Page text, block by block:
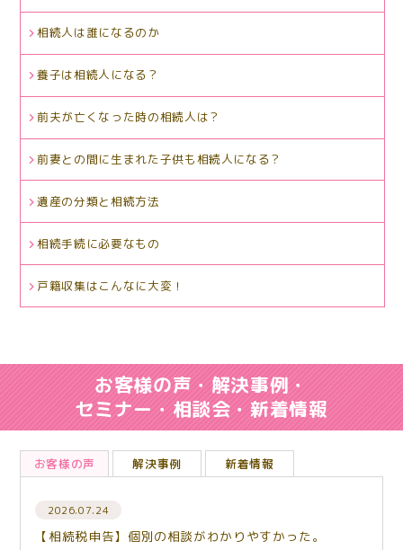
相続人は誰になるのか
養子は相続人になる？
前夫が亡くなった時の相続人は？
前妻との間に生まれた子供も相続人になる？
遺産の分類と相続方法
相続手続に必要なもの
戸籍収集はこんなに大変！
お客様の声・解決事例・
セミナー・相談会・新着情報
お客様の声 解決事例 新着情報
2026.07.24
【相続税申告】個別の相談がわかりやすかった。